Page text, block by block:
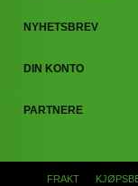
NYHETSBREV
DIN KONTO
PARTNERE
FRAKT